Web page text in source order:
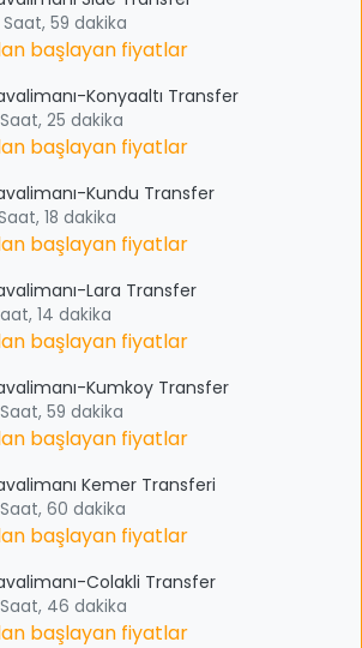
59 dakika
başlayan fiyatlar
Konyaaltı Transfer
25 dakika
başlayan fiyatlar
Kundu Transfer
18 dakika
başlayan fiyatlar
Lara Transfer
14 dakika
başlayan fiyatlar
Kumkoy Transfer
59 dakika
başlayan fiyatlar
Kemer Transferi
60 dakika
başlayan fiyatlar
Colakli Transfer
46 dakika
başlayan fiyatlar